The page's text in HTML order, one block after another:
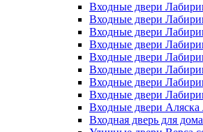
Входные двери
Входные двери
Входные двери
Входные двери
Входные двери
Входные двери
Входные двери
Входные двери
Входные двери Аляска
Входная дверь для